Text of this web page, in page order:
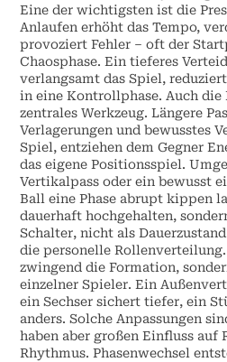
Eine der wichtigsten ist die
Anlaufen erhöht das Tempo,
provoziert Fehler – oft der
Chaosphase. Ein tieferes
verlangsamt das Spiel,
in eine Kontrollphase. Auch
zentrales Werkzeug. Längere
Verlagerungen und bewusstes
Spiel, entziehen dem Gegner
das eigene Positionsspiel.
Vertikalpass oder ein bewusst
Ball eine Phase abrupt kippen
dauerhaft hochgehalten,
Schalter, nicht als
die personelle
zwingend die Formation,
einzelner Spieler. Ein
ein Sechser sichert tiefer, ein
anders. Solche Anpassungen
haben aber großen Einfluss auf
Rhythmus. Phasenwechsel